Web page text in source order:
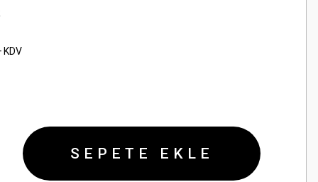
KDV
SEPETE EKLE